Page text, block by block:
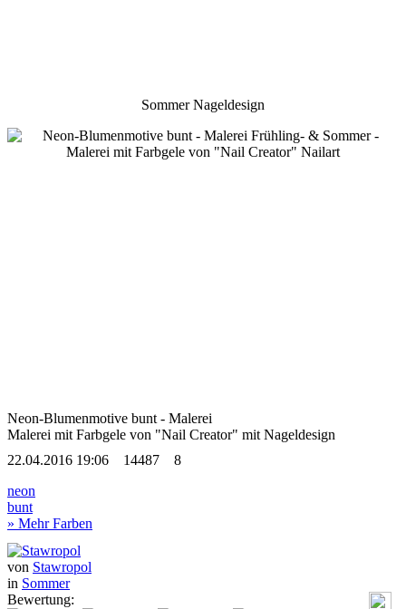
Sommer Nageldesign
Neon-Blumenmotive bunt - Malerei
Malerei mit Farbgele von "Nail Creator" mit Nageldesign
22.04.2016 19:06
14487
8
neon
bunt
» Mehr Farben
von Stawropol
in Sommer
Bewertung: